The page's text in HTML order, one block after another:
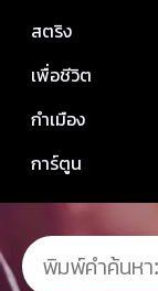
สตริง
เพื่อชีวิต
กำเมือง
การ์ตูน